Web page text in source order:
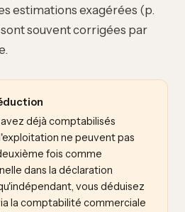
estimations exagérées (p.
souvent corrigées par
déjà comptabilisés
ne peuvent pas
fois comme
dans la déclaration
vous déduisez
la comptabilité commerciale